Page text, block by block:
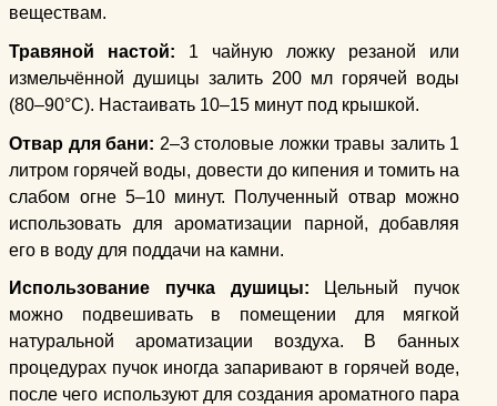
веществам.
Травяной настой: 1 чайную ложку резаной или
измельчённой душицы залить 200 мл горячей воды
(80–90°C). Настаивать 10–15 минут под крышкой.
Отвар для бани: 2–3 столовые ложки травы залить 1
литром горячей воды, довести до кипения и томить на
слабом огне 5–10 минут. Полученный отвар можно
использовать для ароматизации парной, добавляя
его в воду для поддачи на камни.
Использование пучка душицы:
Цельный пучок
можно подвешивать в помещении для мягкой
натуральной ароматизации воздуха. В банных
процедурах пучок иногда запаривают в горячей воде,
после чего используют для создания ароматного пара